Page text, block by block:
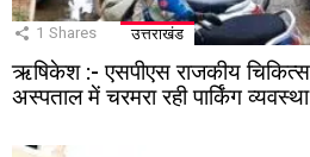
1 Shares उत्तराखंड
ऋषिकेश :- एसपीएस राजकीय
अस्पताल में चरमरा रही पार्किंग व्यवस्था